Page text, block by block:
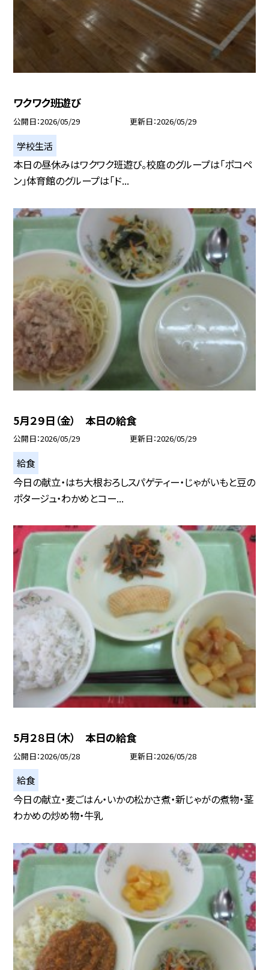
ワクワク班遊び
公開日 2026/05/29 更新日 2026/05/29
学校生活
本日の昼休みはワクワク班遊び。校庭のグループは「ポコペ
ン」体育館のグループは「ド...
5月２９日（金） 本日の給食
公開日 2026/05/29 更新日 2026/05/29
給食
今日の献立・はち大根おろしスパゲティー・じゃがいもと豆の
ポタージュ・わかめとコー...
5月２８日（木） 本日の給食
公開日 2026/05/28 更新日 2026/05/28
給食
今日の献立・麦ごはん・いかの松かさ煮・新じゃがの煮物・茎
わかめの炒め物・牛乳